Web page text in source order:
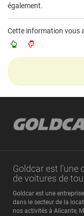
également.
Cette information vous
Goldcar est l'une
de voitures de
Goldcar est une
dans le secteur de la
nos activités à Alicante,